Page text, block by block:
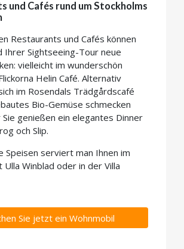
und Cafés rund um Stockholms
Restaurants und Cafés können
Ihrer Sightseeing-Tour neue
vielleicht im wunderschön
Helin Café. Alternativ
im Rosendals Trädgårdscafé
Bio-Gemüse schmecken
genießen ein elegantes Dinner
och Slip.
Speisen serviert man Ihnen im
Ulla Winblad oder in der Villa
Sie jetzt ein Wohnmobil